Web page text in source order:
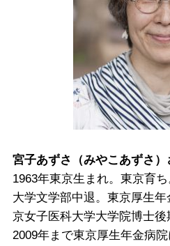
宮子あずさ（みやこあずさ）
1963年東京生まれ。東京育
大学文学部中退。東京厚生
京女子医科大学大学院博士
2009年まで東京厚生年金病院